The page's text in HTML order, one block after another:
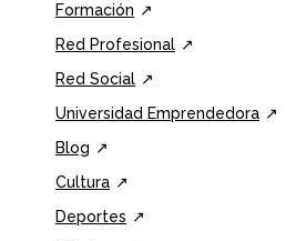
Formación
Red Profesional
Red Social
Universidad Emprendedora
Blog
Cultura
Deportes